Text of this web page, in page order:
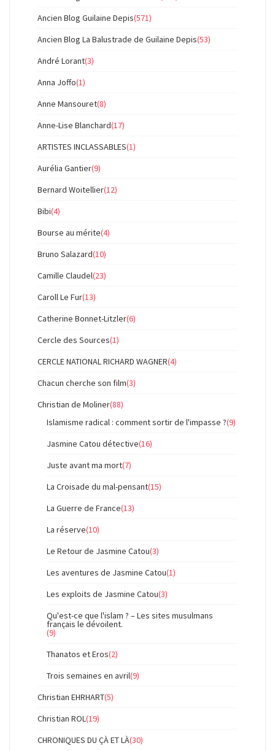
Ancien Blog Guilaine Depis(571)
Ancien Blog La Balustrade de Guilaine Depis(53)
André Lorant(3)
Anna Joffo(1)
Anne Mansouret(8)
Anne-Lise Blanchard(17)
ARTISTES INCLASSABLES(1)
Aurélia Gantier(9)
Bernard Woitellier(12)
Bibi(4)
Bourse au mérite(4)
Bruno Salazard(10)
Camille Claudel(23)
Caroll Le Fur(13)
Catherine Bonnet-Litzler(6)
Cercle des Sources(1)
CERCLE NATIONAL RICHARD WAGNER(4)
Chacun cherche son film(3)
Christian de Moliner(88)
Islamisme radical : comment sortir de l'impasse ?(9)
Jasmine Catou détective(16)
Juste avant ma mort(7)
La Croisade du mal-pensant(15)
La Guerre de France(13)
La réserve(10)
Le Retour de Jasmine Catou(3)
Les aventures de Jasmine Catou(1)
Les exploits de Jasmine Catou(3)
Qu'est-ce que l'islam ? – Les sites musulmans
français le dévoilent.
(9)
Thanatos et Eros(2)
Trois semaines en avril(9)
Christian EHRHART(5)
Christian ROL (19)
CHRONIQUES DU ÇÀ ET LÀ(30)